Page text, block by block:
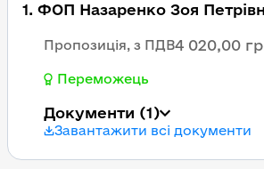
1. ФОП Назаренко Зоя
Пропозиція, з ПДВ4 020,00
Переможець
Документи (1)
Завантажити всі документи